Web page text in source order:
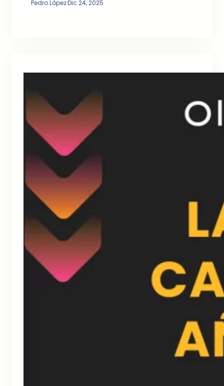
Pedro López·Dic 24, 2025